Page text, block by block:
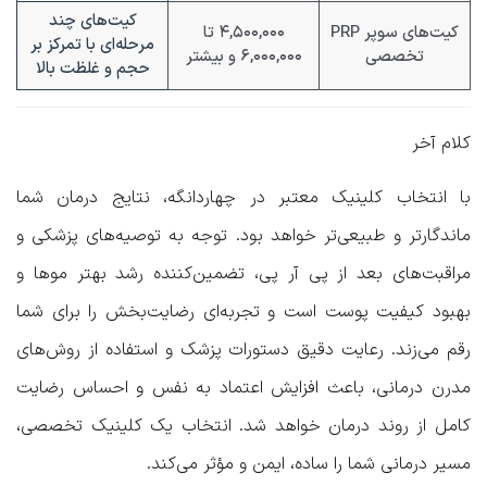
کیت‌های سوپر PRP
تخصصی
۴,۵۰۰,۰۰۰ تا
۶,۰۰۰,۰۰۰ و بیشتر
کیت‌های چند
مرحله‌ای با تمرکز بر
حجم و غلظت بالا
کلام آخر
با انتخاب کلینیک معتبر در چهاردانگه، نتایج درمان شما
ماندگارتر و طبیعی‌تر خواهد بود. توجه به توصیه‌های پزشکی و
مراقبت‌های بعد از پی آر پی، تضمین‌کننده رشد بهتر موها و
بهبود کیفیت پوست است و تجربه‌ای رضایت‌بخش را برای شما
رقم می‌زند. رعایت دقیق دستورات پزشک و استفاده از روش‌های
مدرن درمانی، باعث افزایش اعتماد به نفس و احساس رضایت
کامل از روند درمان خواهد شد. انتخاب یک کلینیک تخصصی،
مسیر درمانی شما را ساده، ایمن و مؤثر می‌کند.